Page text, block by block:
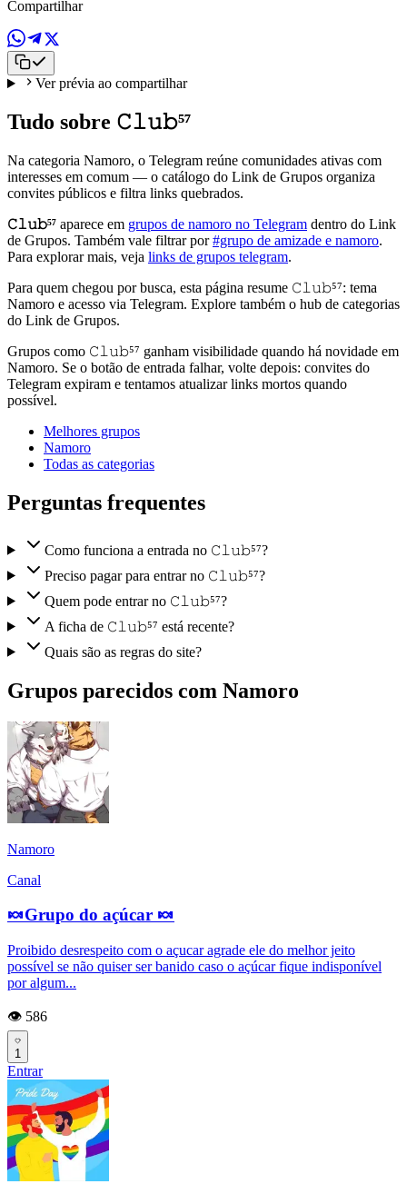
Compartilhar
Ver prévia ao compartilhar
Tudo sobre 𝙲𝚕𝚞𝚋⁵⁷
Na categoria Namoro, o Telegram reúne comunidades ativas com
interesses em comum — o catálogo do Link de Grupos organiza
convites públicos e filtra links quebrados.
𝙲𝚕𝚞𝚋⁵⁷ aparece em grupos de namoro no Telegram dentro do Link
de Grupos. Também vale filtrar por#grupo de amizade e namoro.
Para explorar mais, veja links de grupos telegram.
Para quem chegou por busca, esta página resume 𝙲𝚕𝚞𝚋⁵⁷: tema
Namoro e acesso via Telegram. Explore também o hub de categorias
do Link de Grupos.
Grupos como 𝙲𝚕𝚞𝚋⁵⁷ ganham visibilidade quando há novidade em
Namoro. Se o botão de entrada falhar, volte depois: convites do
Telegram expiram e tentamos atualizar links mortos quando
possível.
Melhores grupos
Namoro
Todas as categorias
Perguntas frequentes
Como funciona a entrada no 𝙲𝚕𝚞𝚋⁵⁷?
Preciso pagar para entrar no 𝙲𝚕𝚞𝚋⁵⁷?
Quem pode entrar no 𝙲𝚕𝚞𝚋⁵⁷?
A ficha de 𝙲𝚕𝚞𝚋⁵⁷ está recente?
Quais são as regras do site?
Grupos parecidos com Namoro
Namoro
Canal
🍬Grupo do açúcar 🍬
Proibido desrespeito com o açucar agrade ele do melhor jeito
possível se não quiser ser banido caso o açúcar fique indisponível
por algum...
👁️ 586
1
Entrar